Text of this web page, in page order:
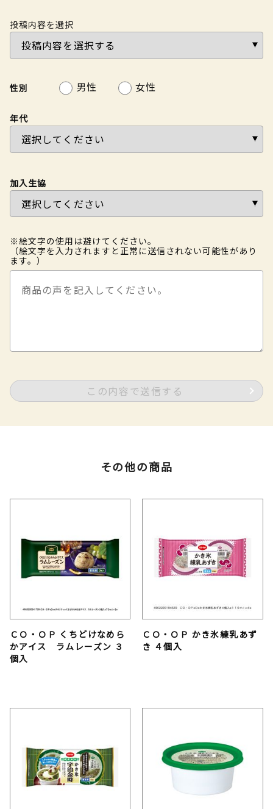
投稿内容を選択
性別 男性 女性
年代
加入生協
※絵文字の使用は避けてください。
（絵文字を入力されますと正常に送信されない可能性があり
ます。）
この内容で送信する
その他の商品
ＣＯ・ＯＰ くちどけなめら
かアイス ラムレーズン ３
個入
ＣＯ・ＯＰ かき氷練乳あず
き ４個入